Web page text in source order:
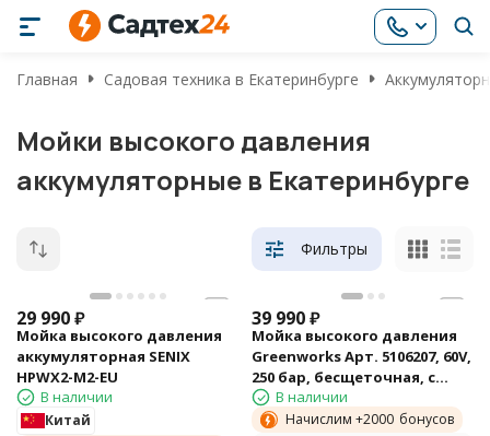
Главная Садовая техника в Екатеринбурге
Мойки высокого давления
аккумуляторные в Екатеринбурге
Фильтры
29 990₽
Мойка высокого давления
аккумуляторная SENIX
HPWX2-M2-EU
В наличии
Китай
39 990₽
Мойка высокого давления
Greenworks Арт. 5106207, 60V,
250 бар, бесщеточная, с
портом на 2 АКБ
В наличии
Начислим +2000 бонусов